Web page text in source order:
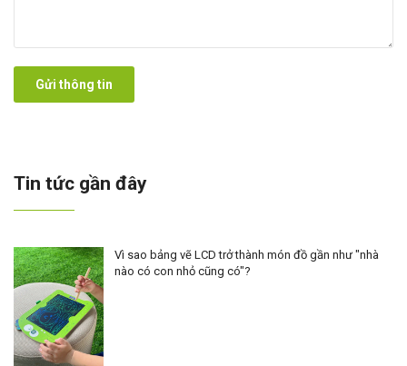
Gửi thông tin
Tin tức gần đây
Vì sao bảng vẽ LCD trở thành món đồ gần như "nhà
nào có con nhỏ cũng có"?